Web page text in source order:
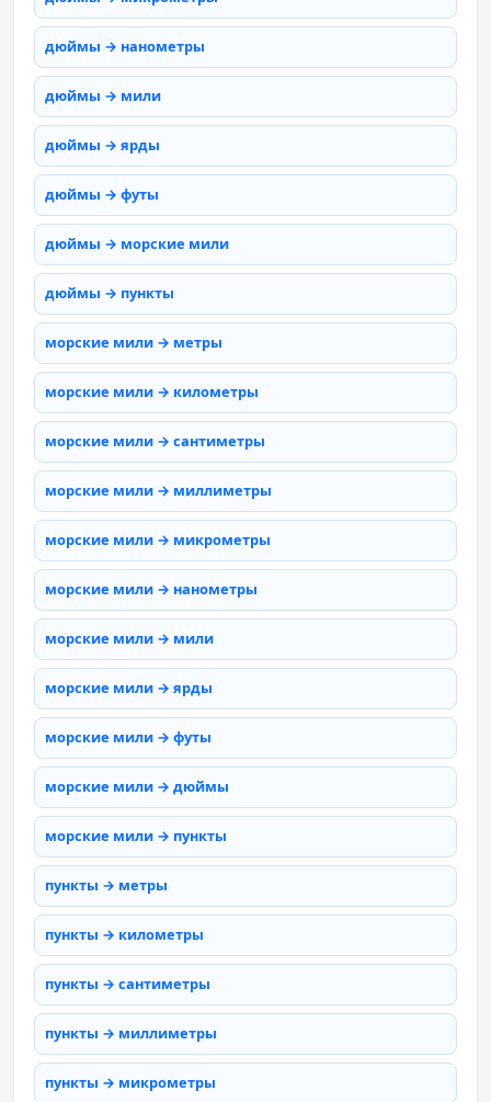
дюймы → нанометры
дюймы → мили
дюймы → ярды
дюймы → футы
дюймы → морские мили
дюймы → пункты
морские мили → метры
морские мили → километры
морские мили → сантиметры
морские мили → миллиметры
морские мили → микрометры
морские мили → нанометры
морские мили → мили
морские мили → ярды
морские мили → футы
морские мили → дюймы
морские мили → пункты
пункты → метры
пункты → километры
пункты → сантиметры
пункты → миллиметры
пункты → микрометры